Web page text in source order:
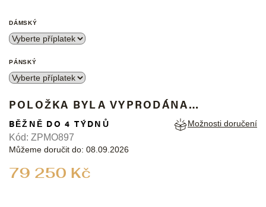
DÁMSKÝ
PÁNSKÝ
POLOŽKA BYLA VYPRODÁNA…
79 250 Kč
BĚŽNĚ DO 4 TÝDNŮ
Můžeme doručit do: 08.09.2026
Možnosti doručení
Kód: ZPMO897